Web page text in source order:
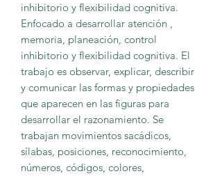
inhibitorio y flexibilidad cognitiva.
Enfocado a desarrollar atención ,
memoria, planeación, control
inhibitorio y flexibilidad cognitiva. El
trabajo es observar, explicar, describir
y comunicar las formas y propiedades
que aparecen en las figuras para
desarrollar el razonamiento. Se
trabajan movimientos sacádicos,
sílabas, posiciones, reconocimiento,
números, códigos, colores,